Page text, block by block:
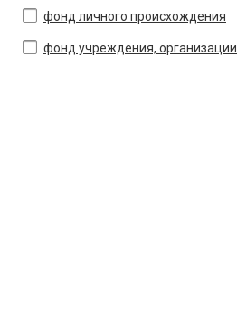
фонд личного происхождения
фонд учреждения, организации